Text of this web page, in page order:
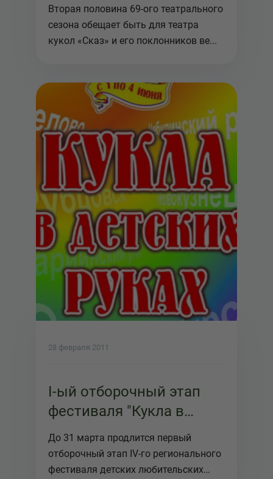
Вторая половина 69-ого театрального
сезона обещает быть для театра
кукол «Сказ» и его поклонников ве...
28 февраля 2011
I-ый отборочный этап
фестиваля "Кукла в
детских руках"
До 31 марта продлится первый
отборочный этап IV-го регионального
фестиваля детских любительских